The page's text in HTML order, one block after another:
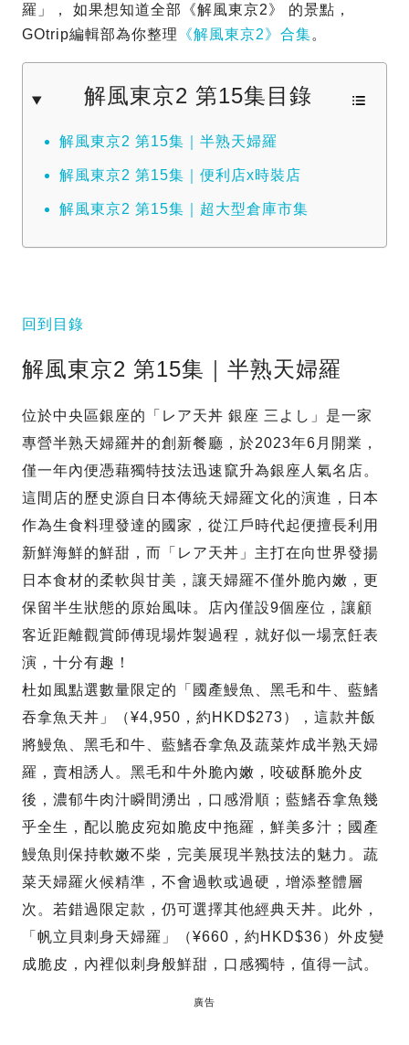
羅」， 如果想知道全部《解風東京2》 的景點，
GOtrip編輯部為你整理
《解風東京2》合集。
解風東京2 第15集目錄
解風東京2 第15集｜半熟天婦羅
解風東京2 第15集｜便利店x時裝店
解風東京2 第15集｜超大型倉庫市集
回到目錄
解風東京2 第15集｜半熟天婦羅
位於中央區銀座的「レア天丼 銀座 三よし」是一家
專營半熟天婦羅丼的創新餐廳，於2023年6月開業，
僅一年內便憑藉獨特技法迅速竄升為銀座人氣名店。
這間店的歷史源自日本傳統天婦羅文化的演進，日本
作為生食料理發達的國家，從江戶時代起便擅長利用
新鮮海鮮的鮮甜，而「レア天丼」主打在向世界發揚
日本食材的柔軟與甘美，讓天婦羅不僅外脆內嫩，更
保留半生狀態的原始風味。店內僅設9個座位，讓顧
客近距離觀賞師傅現場炸製過程，就好似一場烹飪表
演，十分有趣！
杜如風點選數量限定的「國產鰻魚、黑毛和牛、藍鰭
吞拿魚天丼」（¥4,950，約HKD$273），這款丼飯
將鰻魚、黑毛和牛、藍鰭吞拿魚及蔬菜炸成半熟天婦
羅，賣相誘人。黑毛和牛外脆內嫩，咬破酥脆外皮
後，濃郁牛肉汁瞬間湧出，口感滑順；藍鰭吞拿魚幾
乎全生，配以脆皮宛如脆皮中拖羅，鮮美多汁；國產
鰻魚則保持軟嫩不柴，完美展現半熟技法的魅力。蔬
菜天婦羅火候精準，不會過軟或過硬，增添整體層
次。若錯過限定款，仍可選擇其他經典天丼。此外，
「帆立貝刺身天婦羅」（¥660，約HKD$36）外皮變
成脆皮，內裡似刺身般鮮甜，口感獨特，值得一試。
廣告